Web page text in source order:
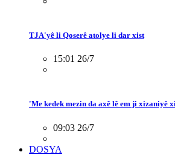
TJA'yê li Qoserê atolye li dar xist
15:01 26/7
'Me kedek mezin da axê lê em ji xizaniyê
09:03 26/7
DOSYA